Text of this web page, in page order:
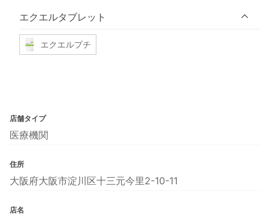
エクエルタブレット
エクエルプチ
店舗タイプ
医療機関
住所
大阪府大阪市淀川区十三元今里2-10-11
店名